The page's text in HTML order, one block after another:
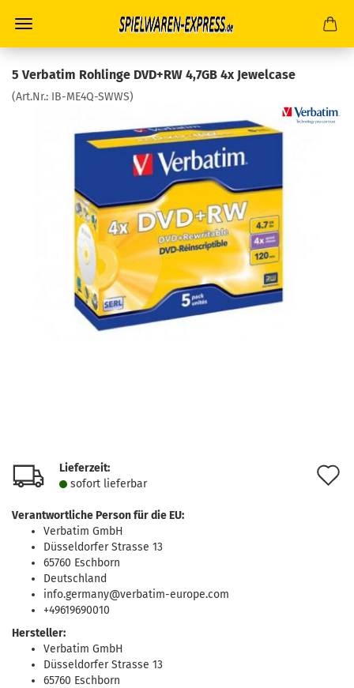
5 Verbatim Rohlinge DVD+RW 4,7GB 4x Jewelcase
(Art.Nr.: IB-ME4Q-SWWS)
Lieferzeit:
sofort lie­fer­bar
Verantwortliche Person für die EU:
Verbatim GmbH
Düsseldorfer Strasse 13
65760 Eschborn
Deutschland
info.germany@verbatim-europe.com
+49619690010
Hersteller:
Verbatim GmbH
Düsseldorfer Strasse 13
65760 Eschborn